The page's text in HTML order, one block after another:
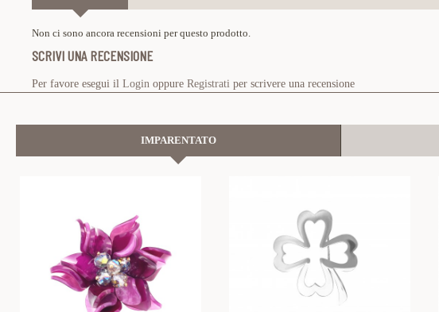
Non ci sono ancora recensioni per questo prodotto.
SCRIVI UNA RECENSIONE
Per favore esegui il Login oppure Registrati per scrivere una recensione
IMPARENTATO